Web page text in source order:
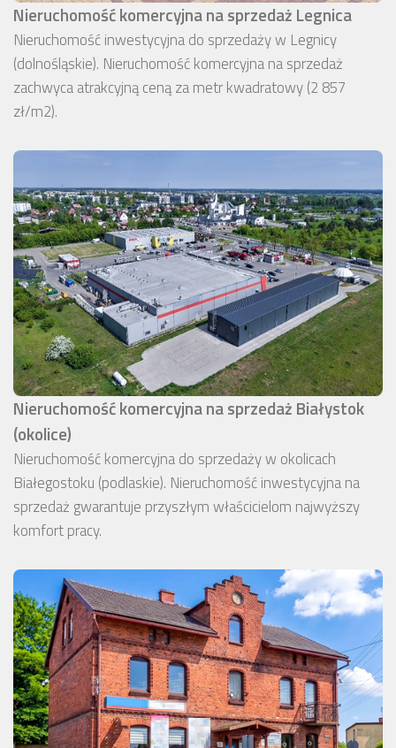
Nieruchomość komercyjna na sprzedaż Legnica
Nieruchomość inwestycyjna do sprzedaży w Legnicy
(dolnośląskie). Nieruchomość komercyjna na sprzedaż
zachwyca atrakcyjną ceną za metr kwadratowy (2 857
zł/m2).
Nieruchomość komercyjna na sprzedaż Białystok
(okolice)
Nieruchomość komercyjna do sprzedaży w okolicach
Białegostoku (podlaskie). Nieruchomość inwestycyjna na
sprzedaż gwarantuje przyszłym właścicielom najwyższy
komfort pracy.